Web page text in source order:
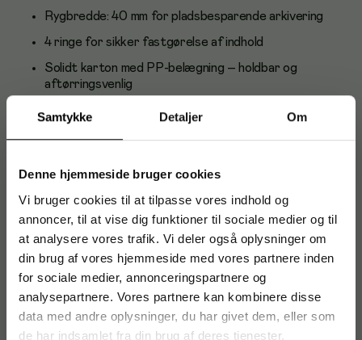
Samtykke Detaljer Om
Denne hjemmeside bruger cookies
Vi bruger cookies til at tilpasse vores indhold og
annoncer, til at vise dig funktioner til sociale medier og til
at analysere vores trafik. Vi deler også oplysninger om
din brug af vores hjemmeside med vores partnere inden
for sociale medier, annonceringspartnere og
analysepartnere. Vores partnere kan kombinere disse
data med andre oplysninger, du har givet dem, eller som
de har indsamlet fra din brug af deres tjenester.
Rygbredde: 40 mm for pladsbesparende arkivering
4 ringe for sikker fastgørelse af indhold
Solidt karton med PP-belægning – holdbar og
aftørringsvenlig
Farve: blå – ensartet og professionelt udtryk
indkøb
Anvendelse og brugere
Ideel til kontorer, skoler og hjemmearbejdspladser til
strukturering af projekter, mødenoter, manualer og arkivering
af daglige dokumenter.
Om Esselte
Esselte er en førende leverandør af kvalitetsløsninger til